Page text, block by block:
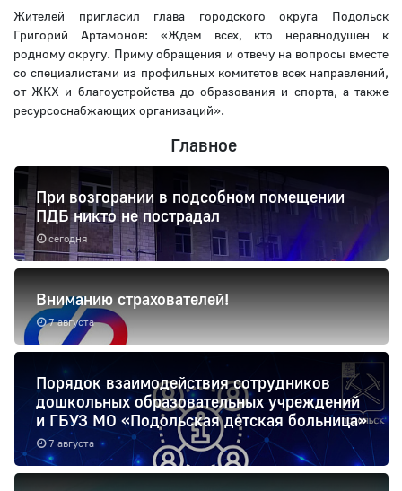
Жителей пригласил глава городского округа Подольск
Григорий Артамонов: «Ждем всех, кто неравнодушен к
родному округу. Приму обращения и отвечу на вопросы вместе
со специалистами из профильных комитетов всех направлений,
от ЖКХ и благоустройства до образования и спорта, а также
ресурсоснабжающих организаций».
Главное
сегодня
При возгорании в подсобном помещении
ПДБ никто не пострадал
7 августа
Вниманию страхователей!
7 августа
Порядок взаимодействия сотрудников
дошкольных образовательных учреждений
и ГБУЗ МО «Подольская детская больница»